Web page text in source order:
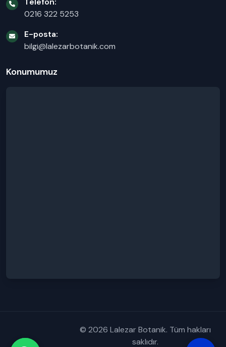
0216 322 5253
E-posta:
bilgi@lalezarbotanik.com
Konumumuz
© 2026 Lalezar Botanik. Tüm hakları
saklıdır.